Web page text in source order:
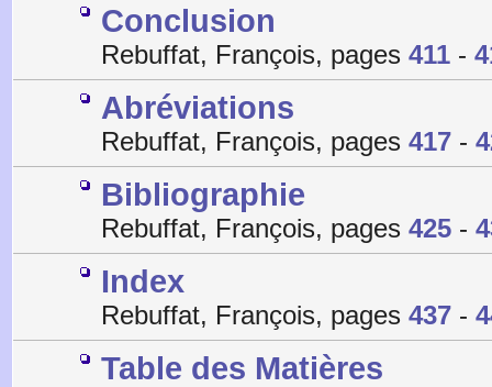
Conclusion
Rebuffat, François, pages 411 -
Abréviations
Rebuffat, François, pages 417 -
Bibliographie
Rebuffat, François, pages 425 -
Index
Rebuffat, François, pages 437 -
Table des Matières